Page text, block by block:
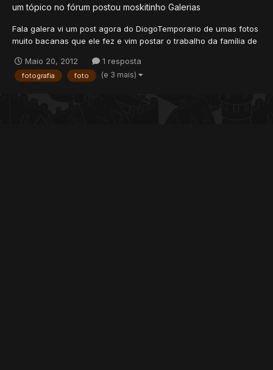
um tópico no fórum postou moskitinho Galerias
Fala galera vi um post agora do DiogoTemporario de umas fotos
muito bacanas que ele fez e vim postar o trabalho da família de
um pouco baixa porque peguei do Face dele.
Maio 20, 2012 1 resposta
fotografia foto (e 3 mais)